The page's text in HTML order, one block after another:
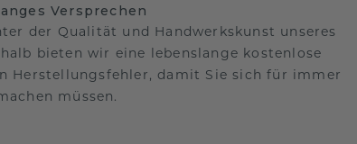
Versprechen
der Qualität und Handwerkskunst unseres
bieten wir eine lebenslange kostenlose
Herstellungsfehler, damit Sie sich für immer
müssen.